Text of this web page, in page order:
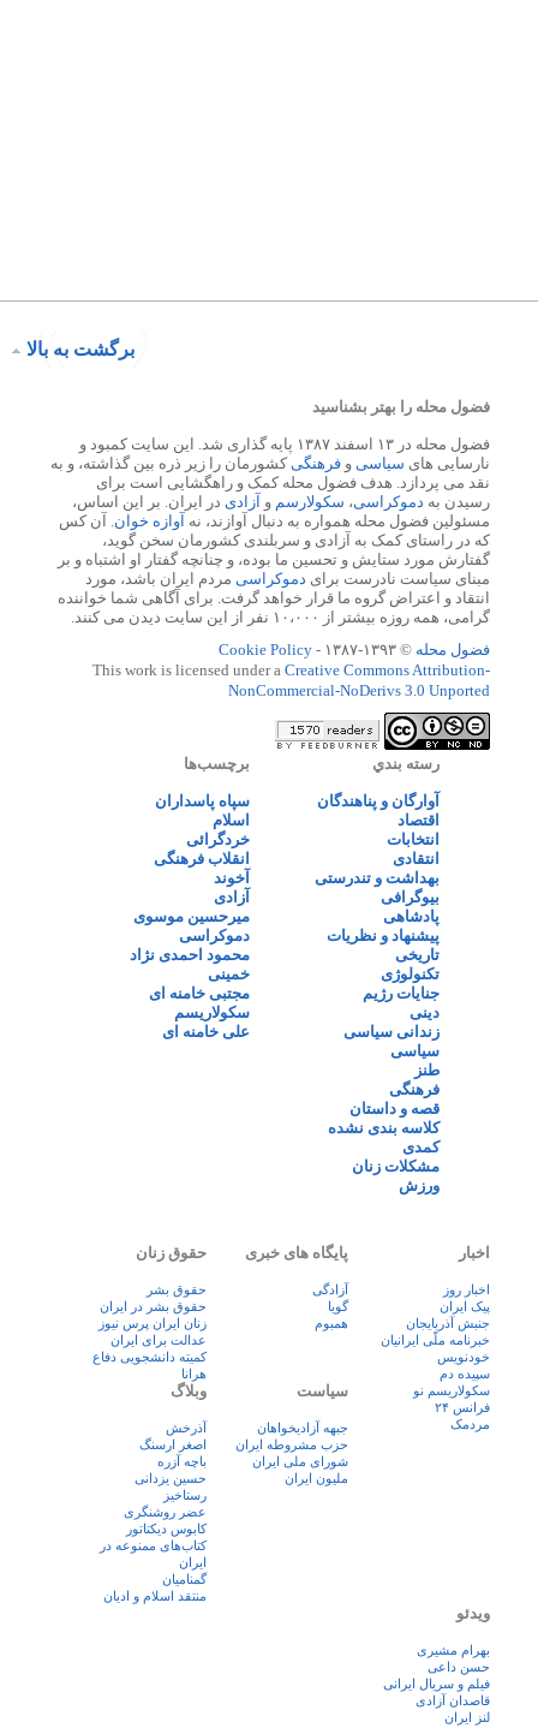
برگشت به بالا
فضول محله را بهتر بشناسید
فضول محله در ۱۳ اسفند ۱۳۸۷ پایه گذاری شد. این سایت کمبود و
نارسایی های سیاسی و فرهنگیکشورمان را زیر ذره بین گذاشته، و به
نقد می پردازد. هدف فضول محله کمک و راهگشایی است برای
رسیدن به دموکراسی، سکولارسم و آزادی در ایران. بر این اساس،
مسئولین فضول محله همواره به دنبال آوازند، نه آوازه خوان. آن کس
که در راستای کمک به آزادی و سربلندی کشورمان سخن گوید،
گفتارش مورد ستایش و تحسین ما بوده، و چنانچه گفتار او اشتباه و بر
مبنای سیاست نادرست برای دموکراسی مردم ایران باشد، مورد
انتقاد و اعتراض گروه ما قرار خواهد گرفت. برای آگاهی شما خواننده
گرامی، همه روزه بیشتر از ۱۰،۰۰۰ نفر از این سایت دیدن می کنند.
فضول محله © ۱۳۹۳-۱۳۸۷ -
Cookie Policy
This work is licensed under a Creative Commons Attribution-
NonCommercial-NoDerivs 3.0 Unported
رسته بندي
آوارگان و پناهندگان
اقتصاد
انتخابات
انتقادی
بهداشت و تندرستی
بیوگرافی
پادشاهی
پیشنهاد و نظریات
تاریخی
تکنولوژی
جنایات رژیم
دینی
زندانی سیاسی
سیاسی
طنز
فرهنگی
قصه و داستان
کلاسه بندی نشده
کمدی
مشکلات زنان
ورزش
برچسب‌ها
سپاه پاسداران
اسلام
خردگرائی
انقلاب فرهنگی
آخوند
آزادی
میرحسین موسوی
دموکراسی
محمود احمدی نژاد
خمینی
مجتبی خامنه ای
سکولاریسم
علی خامنه ای
اخبار
اخبار روز
پيک ايران
جنبش آذربایجان
خبرنامه ملّی ایرانیان
خودنویس
سپیده دم
سکولاریسم نو
فرانس ۲۴
مردمک
پایگاه های خبری
آزادگی
گویا
همبوم
حقوق زنان
حقوق بشر
حقوق بشر در ایران
زنان ايران پرس نيوز
عدالت برای ایران
کمیته دانشجویی دفاع
هرانا
سیاست
جبهه آزادیخواهان
حزب مشروطه ایران
شورای ملی ایران
ملیون ایران
وبلاگ
آذرخش
اصغر ارسنگ
باچه آزره
حسین یزدانی
رستاخیز
عضر روشنگری
کابوس دیکتاتور
کتاب‌های ممنوعه در
ایران
گمنامیان
منتقد اسلام و ادیان
ویدئو
بهرام مشیری
حسن داعی
فيلم و سريال ايرانی
قاصدان آزادی
لنز ایران